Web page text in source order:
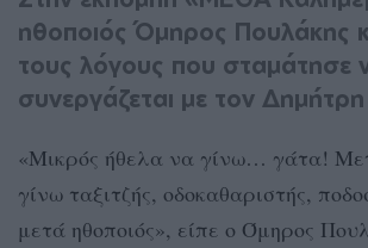
ηθοποιός Όμηρος Πουλάκης
τους λόγους που σταμάτησε
συνεργάζεται με τον
«Μικρός ήθελα να γίνω… γάτα!
γίνω ταξιτζής, οδοκαθαριστής,
μετά ηθοποιός», είπε ο Όμηρος